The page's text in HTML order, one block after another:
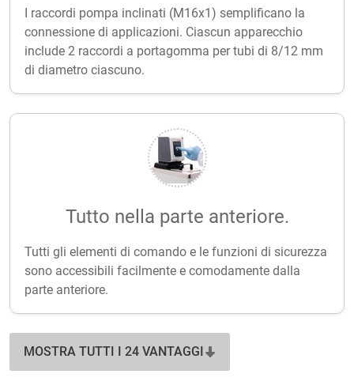
I raccordi pompa inclinati (M16x1) semplificano la
connessione di applicazioni. Ciascun apparecchio
include 2 raccordi a portagomma per tubi di 8/12 mm
di diametro ciascuno.
Tutto nella parte anteriore.
Tutti gli elementi di comando e le funzioni di sicurezza
sono accessibili facilmente e comodamente dalla
parte anteriore.
MOSTRA TUTTI I 24 VANTAGGI